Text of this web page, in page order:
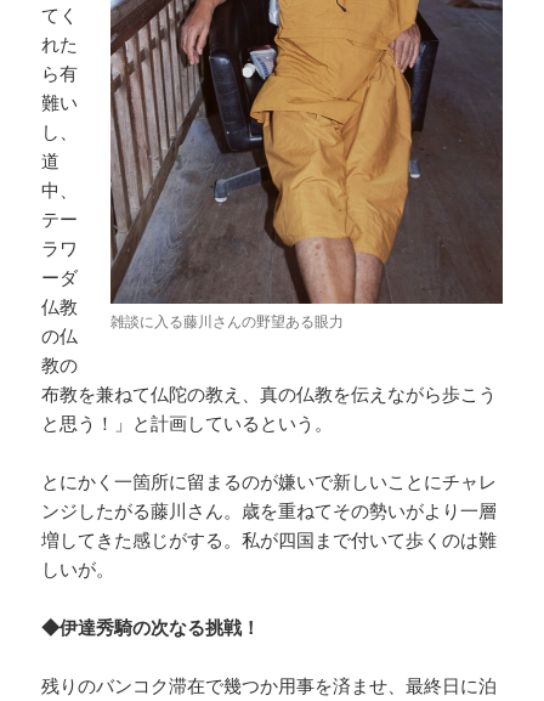
雑談に入る藤川さんの野望ある眼力
てく
れた
ら有
難い
し、
道
中、
テー
ラワ
ーダ
仏教
の仏
教の
布教を兼ねて仏陀の教え、真の仏教を伝えながら歩こう
と思う！」と計画しているという。
とにかく一箇所に留まるのが嫌いで新しいことにチャレ
ンジしたがる藤川さん。歳を重ねてその勢いがより一層
増してきた感じがする。私が四国まで付いて歩くのは難
しいが。
◆伊達秀騎の次なる挑戦！
残りのバンコク滞在で幾つか用事を済ませ、最終日に泊